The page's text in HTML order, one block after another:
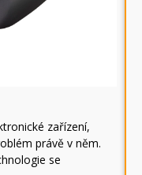
zařízení,
právě v něm.
se